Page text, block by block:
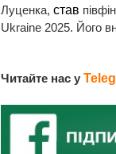
Луценка, став
Ukraine 2025. Його
Читайте нас у